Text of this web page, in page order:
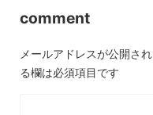
comment
メールアドレスが公開さ
る欄は必須項目です